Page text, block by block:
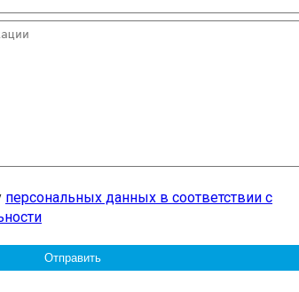
персональных данных в соответствии с